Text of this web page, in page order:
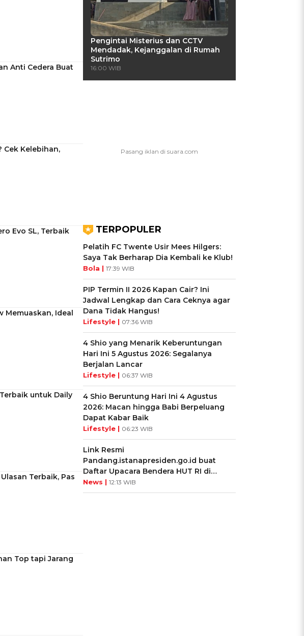
Anti Cedera Buat
Cek Kelebihan,
Evo SL, Terbaik
Memuaskan, Ideal
untuk Daily
Terbaik, Pas
Top tapi Jarang
Pengintai Misterius dan CCTV
Mendadak, Kejanggalan di Rumah
Sutrimo
16:00 WIB
TERPOPULER
Pelatih FC Twente Usir Mees Hilgers:
Saya Tak Berharap Dia Kembali ke Klub!
Bola | 17:39 WIB
PIP Termin II 2026 Kapan Cair? Ini
Jadwal Lengkap dan Cara Ceknya agar
Dana Tidak Hangus!
Lifestyle | 07:36 WIB
4 Shio yang Menarik Keberuntungan
Hari Ini 5 Agustus 2026: Segalanya
Berjalan Lancar
Lifestyle | 06:37 WIB
4 Shio Beruntung Hari Ini 4 Agustus
2026: Macan hingga Babi Berpeluang
Dapat Kabar Baik
Lifestyle | 06:23 WIB
Link Resmi
Pandang.istanapresiden.go.id buat
Daftar Upacara Bendera HUT RI di
Istana Negara
News | 12:13 WIB